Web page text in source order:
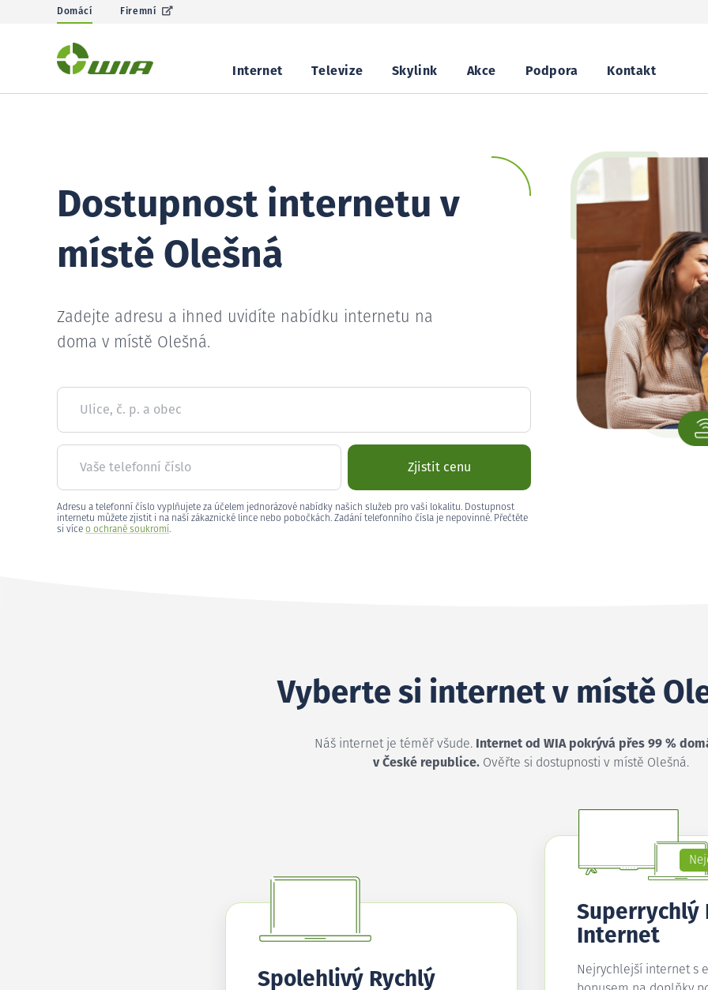
Domácí Firemní
Internet Televize Skylink Akce Podpora Kontakt
Dostupnost internetu v
místě Olešná
Zadejte adresu a ihned uvidíte nabídku internetu na
doma v místě Olešná.
Ulice, č. p. a obec
Vaše telefonní číslo Zjistit cenu
Adresu a telefonní číslo vyplňujete za účelem jednorázové nabídky našich služeb pro vaši lokalitu. Dostupnost
internetu můžete zjistit i na naší zákaznické lince nebo pobočkách. Zadání telefonního čísla je nepovinné. Přečtěte
si více o ochraně soukromí.
Vyberte si internet v místě
Náš internet je téměř všude.
Internet od WIA pokrývá přes 99 %
v České republice. Ověřte si dostupnosti v místě Olešná.
Spolehlivý Rychlý
Superrychlý
Internet
Nejrychlejší internet s